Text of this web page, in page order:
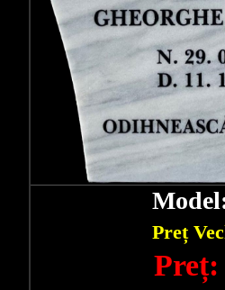
Preț
Preț: